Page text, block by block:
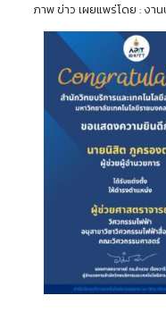
ภาพ ข่าว เผยแพร่โดย : งา